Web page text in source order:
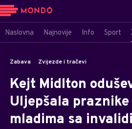
Naslovna Najnovije Info Sport
Zabava Zvijezde i tračevi
Kejt Midlton
Uljepšala
mladima sa